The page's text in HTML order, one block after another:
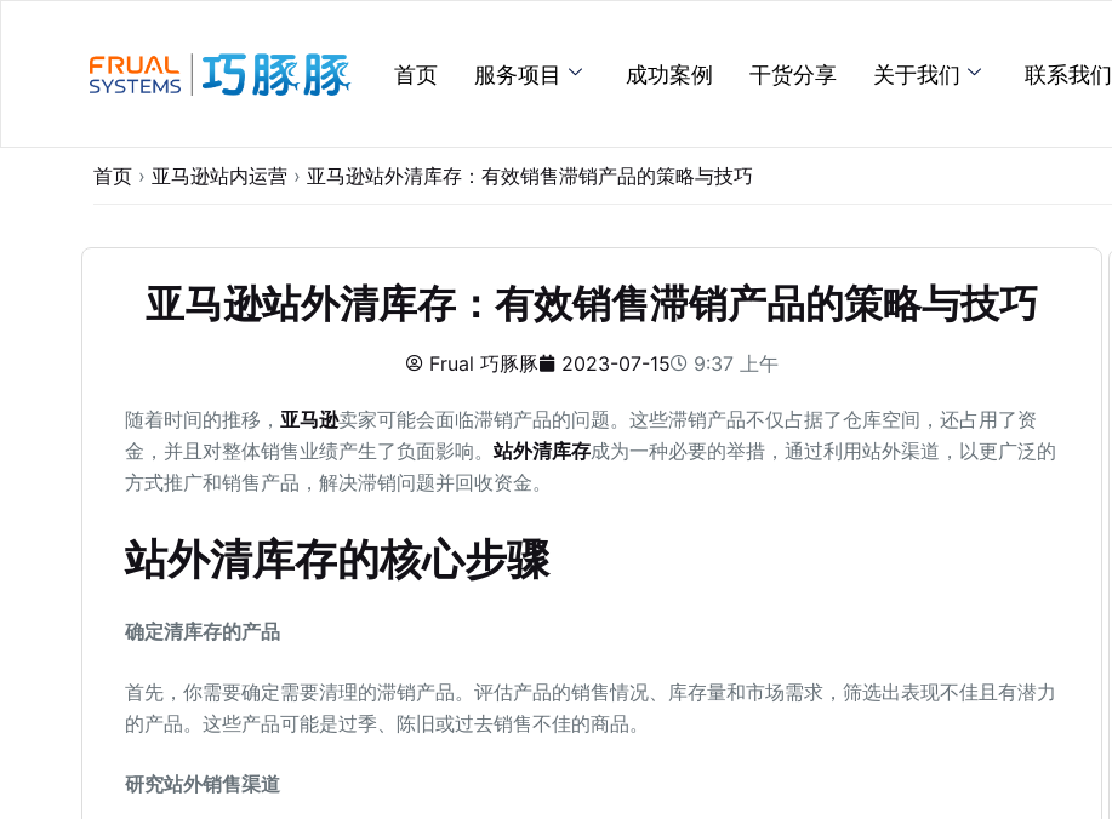
首页 服务项目 成功案例 干货分享 关于我们 联系我们
首页 › 亚马逊站内运营 › 亚马逊站外清库存：有效销售滞销产品的策略与技巧
亚马逊站外清库存：有效销售滞销产品的策略与技巧
Frual 巧豚豚 2023-07-15 9:37 上午
随着时间的推移， 亚马逊卖家可能会面临滞销产品的问题。这些滞销产品不仅占据了仓库空间，还占用了资
金，并且对整体销售业绩产生了负面影响。站外清库存成为一种必要的举措，通过利用站外渠道，以更广泛的
方式推广和销售产品，解决滞销问题并回收资金。
站外清库存的核心步骤
确定清库存的产品
首先，你需要确定需要清理的滞销产品。评估产品的销售情况、库存量和市场需求，筛选出表现不佳且有潜力
的产品。这些产品可能是过季、陈旧或过去销售不佳的商品。
研究站外销售渠道